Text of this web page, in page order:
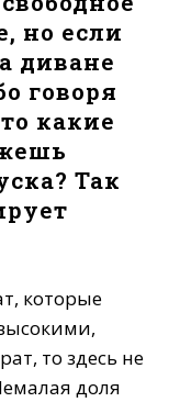
но если
диване
говоря
какие
Так
которые
то здесь не
доля